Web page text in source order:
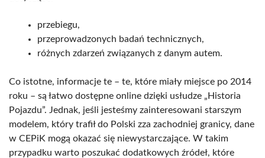
przebiegu,
przeprowadzonych badań technicznych,
różnych zdarzeń związanych z danym autem.
Co istotne, informacje te – te, które miały miejsce po 2014
roku – są łatwo dostępne online dzięki usłudze „Historia
Pojazdu”. Jednak, jeśli jesteśmy zainteresowani starszym
modelem, który trafił do Polski zza zachodniej granicy, dane
w CEPiK mogą okazać się niewystarczające. W takim
przypadku warto poszukać dodatkowych źródeł, które